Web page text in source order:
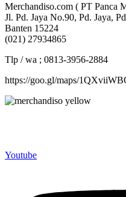
Merchandiso.com ( PT Panca
Jl. Pd. Jaya No.90, Pd. Jaya,
Banten 15224
(021) 27934865
Tlp / wa ; 0813-3956-2884
https://goo.gl/maps/
Youtube